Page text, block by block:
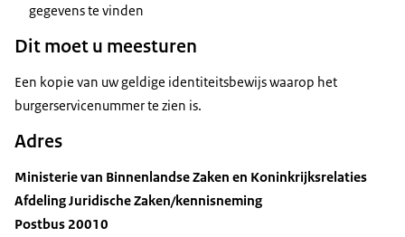
gegevens te vinden
Dit moet u meesturen
Een kopie van uw geldige identiteitsbewijs waarop het
burgerservicenummer te zien is.
Adres
Ministerie van Binnenlandse Zaken en Koninkrijksrelaties
Afdeling Juridische Zaken/kennisneming
Postbus 20010